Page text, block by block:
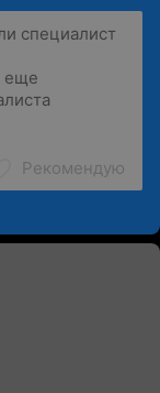
Рекомендую